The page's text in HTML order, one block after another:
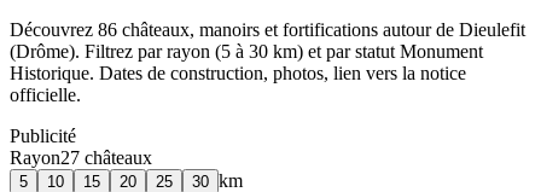
Découvrez 86 châteaux, manoirs et fortifications autour de Dieulefit
(Drôme). Filtrez par rayon (5 à 30 km) et par statut Monument
Historique. Dates de construction, photos, lien vers la notice
officielle.
Publicité
Rayon27 châteaux
5 10 15 20 25 30 km